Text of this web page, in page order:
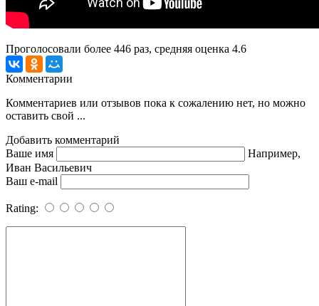
Проголосовали более 446 раз, средняя оценка 4.6
Комментарии
Комментариев или отзывов пока к сожалению нет, но можно
оставить свой ...
Добавить комментарий
Ваше имя
Например,
Иван Васильевич
Ваш e-mail
Rating: